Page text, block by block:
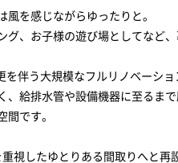
を感じながらゆったりと。
グ、お子様の遊び場としてなど
伴う大規模なフルリノベーショ
、給排水管や設備機器に至るま
間です。
視したゆとりある間取りへと再